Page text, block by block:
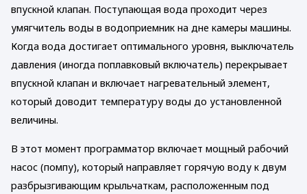
впускной клапан. Поступающая вода проходит через
умягчитель воды в водоприемник на дне камеры машины.
Когда вода достигает оптимального уровня, выключатель
давления (иногда поплавковый включатель) перекрывает
впускной клапан и включает нагревательный элемент,
который доводит температуру воды до установленной
величины.
В этот момент программатор включает мощный рабочий
насос (помпу), который направляет горячую воду к двум
разбрызгивающим крыльчаткам, расположенным под